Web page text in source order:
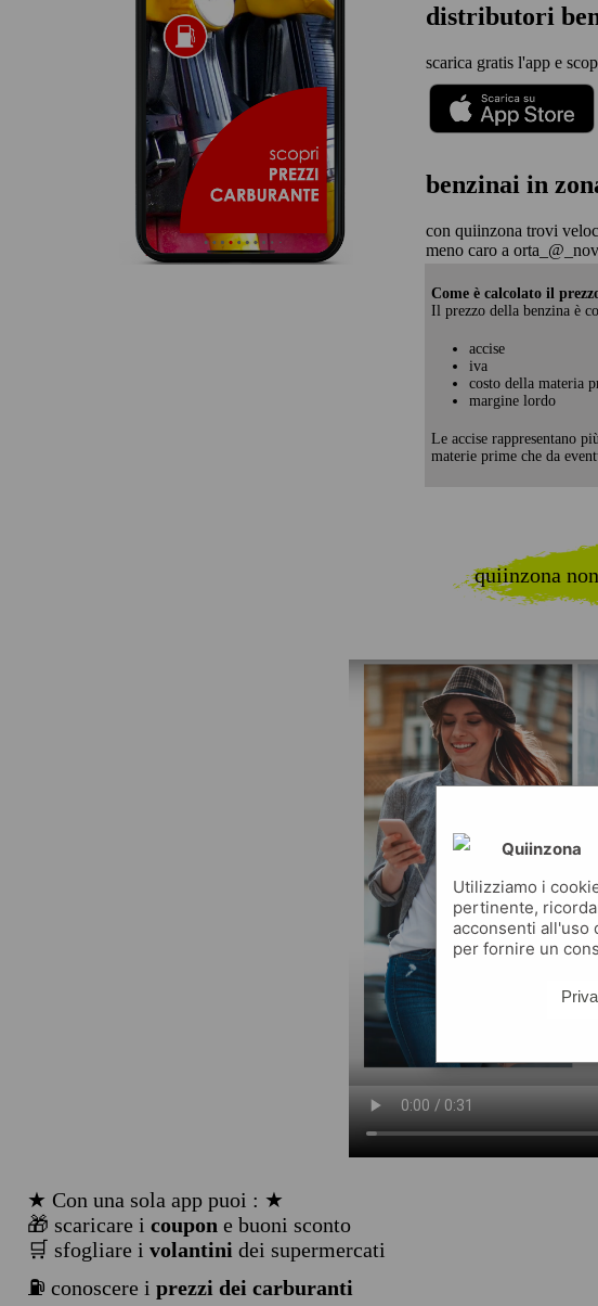
distributori
scarica gratis l'app e
benzinai in
con quiinzona trovi
meno caro a
Come è calcolato il
Il prezzo della benzina è
accise
iva
costo della materia
margine lordo
Le accise rappresentano
materie prime che da
quiinzona
★ Con una sola app puoi : ★
🎁 scaricare i coupon e buoni sconto
🛒 sfogliare i volantini dei supermercati
⛽ conoscere i prezzi dei carburanti
Quiinzona
Utilizziamo i
pertinente,
acconsenti all'uso
per fornire un